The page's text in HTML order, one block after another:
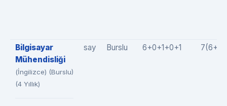
Bilgisayar
Mühendisliği
(İngilizce) (Burslu)
(4 Yıllık)
say Burslu 6+0+1+0+1